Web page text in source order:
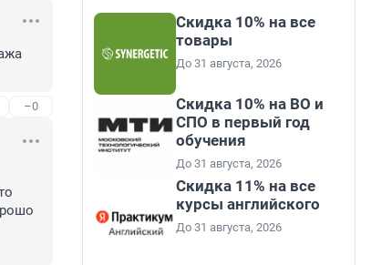
–0
Скидка 10% на все
товары
До 31 августа, 2026
Скидка 10% на ВО и
СПО в первый год
обучения
До 31 августа, 2026
Скидка 11% на все
курсы английского
До 31 августа, 2026